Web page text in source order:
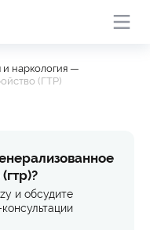
симптомы
наркология—
(ГТР)
и обсудите